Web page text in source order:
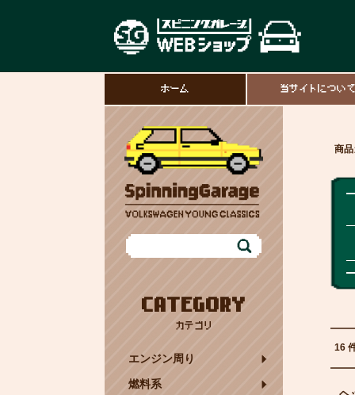
ホーム 当サイトについて
CATEGORY
カテゴリ
エンジン周り
燃料系
商
16